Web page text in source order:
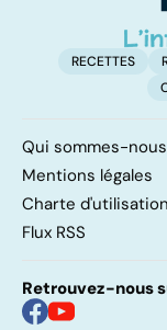
RECETTES
Qui sommes-
Mentions légales
Charte d'utilisation
Flux RSS
Retrouvez-nous